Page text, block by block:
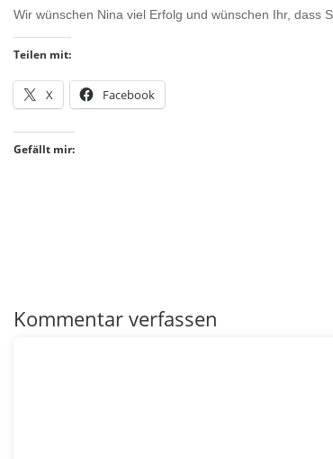
Wir wünschen Nina viel Erfolg und wünschen Ihr, dass
Teilen mit:
X Facebook
Gefällt mir:
Kommentar verfassen